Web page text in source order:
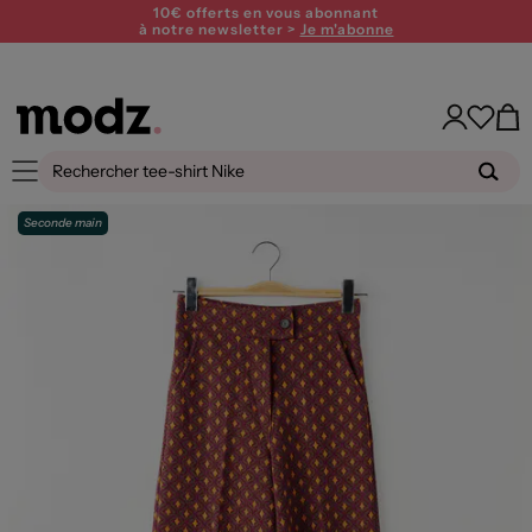
10€ offerts en vous abonnant
à notre newsletter > Je m'abonne
Seconde main